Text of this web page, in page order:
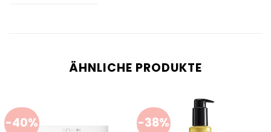
ÄHNLICHE PRODUKTE
-40% -38%